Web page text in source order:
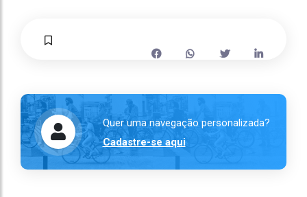
Quer uma navegação personalizada?
Cadastre-se aqui